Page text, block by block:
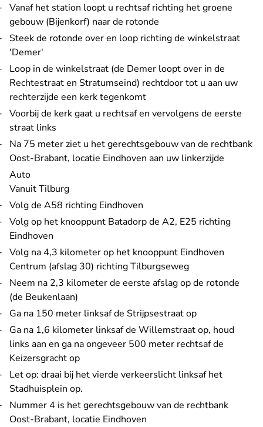
Vanaf het station loopt u rechtsaf richting het groene
gebouw (Bijenkorf) naar de rotonde
Steek de rotonde over en loop richting de winkelstraat
'Demer'
Loop in de winkelstraat (de Demer loopt over in de
Rechtestraat en Stratumseind) rechtdoor tot u aan uw
rechterzijde een kerk tegenkomt
Voorbij de kerk gaat u rechtsaf en vervolgens de eerste
straat links
Na 75 meter ziet u het gerechtsgebouw van de rechtbank
Oost-Brabant, locatie Eindhoven aan uw linkerzijde
Auto
Vanuit Tilburg
Volg de A58 richting Eindhoven
Volg op het knooppunt Batadorp de A2, E25 richting
Eindhoven
Volg na 4,3 kilometer op het knooppunt Eindhoven
Centrum (afslag 30) richting Tilburgseweg
Neem na 2,3 kilometer de eerste afslag op de rotonde
(de Beukenlaan)
Ga na 150 meter linksaf de Strijpsestraat op
Ga na 1,6 kilometer linksaf de Willemstraat op, houd
links aan en ga na ongeveer 500 meter rechtsaf de
Keizersgracht op
Let op: draai bij het vierde verkeerslicht linksaf het
Stadhuisplein op.
Nummer 4 is het gerechtsgebouw van de rechtbank
Oost-Brabant, locatie Eindhoven